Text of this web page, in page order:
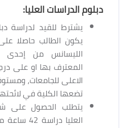
دبلوم الدراسات العليا:
يشترط للقيد لدراسة
يكون الطالب حاصلا
الليسانس من إحدى
المعترف بها او على
الاعلى للجامعات،
تضعها الكلية في
يتطلب الحصول على
العليا